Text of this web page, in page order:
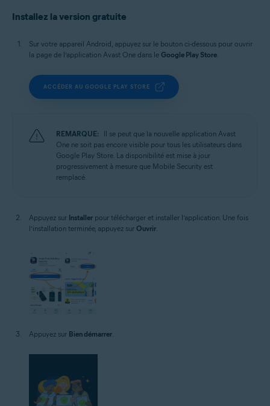
Installez la version gratuite
Sur votre appareil Android, appuyez sur le bouton ci-dessous pour ouvrir
la page de l’application Avast One dans le Google Play Store.
ACCÉDER AU GOOGLE PLAY STORE
REMARQUE:
Il se peut que la nouvelle application Avast
One ne soit pas encore visible pour tous les utilisateurs dans
Google Play Store. La disponibilité est mise à jour
progressivement à mesure que Mobile Security est
remplacé.
Appuyez sur Installer pour télécharger et installer l’application. Une fois
l’installation terminée, appuyez sur Ouvrir.
Appuyez sur Bien démarrer